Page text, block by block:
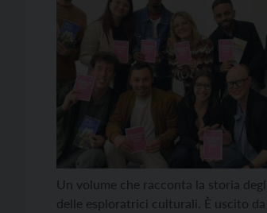
Un volume che racconta la storia
delle esploratrici culturali. È uscito